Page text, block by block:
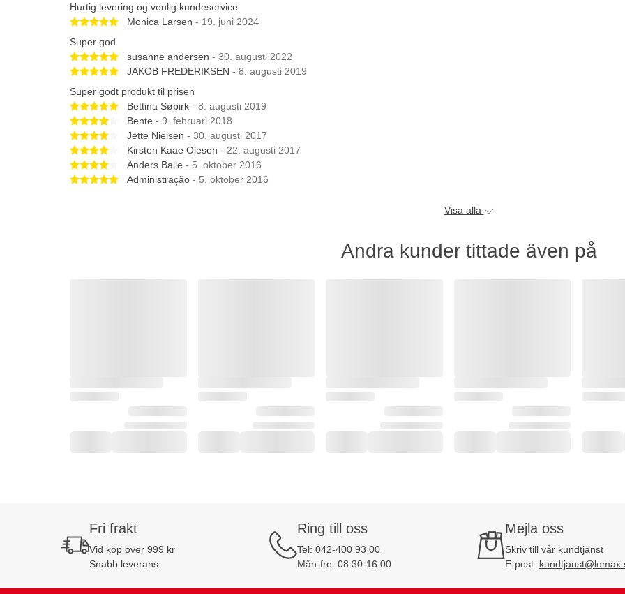
Hurtig levering og venlig kundeservice
Betygsatt 5 av 5 stjärnor
Monica Larsen - 19. juni 2024
Super god
Betygsatt 5 av 5 stjärnor
susanne andersen - 30. augusti 2022
Betygsatt 5 av 5 stjärnor
JAKOB FREDERIKSEN - 8. augusti 2019
Super godt produkt til prisen
Betygsatt 5 av 5 stjärnor
Bettina Søbirk - 8. augusti 2019
Betygsatt 4 av 5 stjärnor
Bente - 9. februari 2018
Betygsatt 4 av 5 stjärnor
Jette Nielsen - 30. augusti 2017
Betygsatt 4 av 5 stjärnor
Kirsten Kaae Olesen - 22. augusti 2017
Betygsatt 4 av 5 stjärnor
Anders Balle - 5. oktober 2016
Betygsatt 5 av 5 stjärnor
Administração - 5. oktober 2016
Visa alla
Andra kunder tittade även på
Fri frakt
Vid köp över 999 kr
Snabb leverans
Ring till oss
Tel: 042-400 93 00
Mån-fre: 08:30-16:00
Mejla oss
Skriv till vår kundtjänst
E-post: